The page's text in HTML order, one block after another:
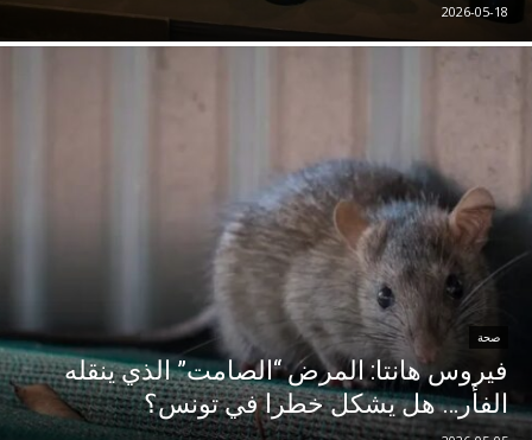
2026-05-18
صحة
فيروس هانتا: المرض “الصامت” الذي ينقله
الفأر… هل يشكل خطرا في تونس؟